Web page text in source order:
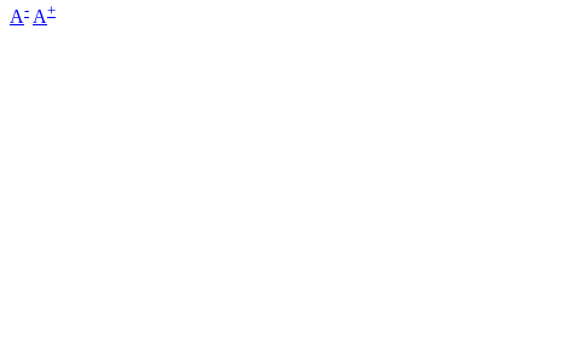
A- A+